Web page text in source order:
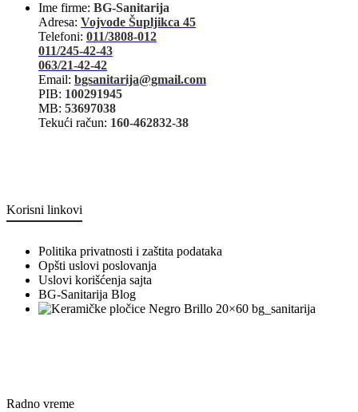
Ime firme: BG-Sanitarija
Adresa: Vojvode Šupljikca 45
Telefoni: 011/3808-012
011/245-42-43
063/21-42-42
Email: bgsanitarija@gmail.com
PIB: 100291945
MB: 53697038
Tekući račun: 160-462832-38
Korisni linkovi
Politika privatnosti i zaštita podataka
Opšti uslovi poslovanja
Uslovi korišćenja sajta
BG-Sanitarija Blog
bg_sanitarija
Radno vreme